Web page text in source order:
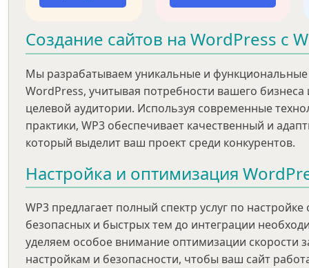
Создание сайтов на WordPress с
Мы разрабатываем уникальные и
WordPress, учитывая потребности вашего бизнеса
целевой аудитории. Используя современные
практики, WP3 обеспечивает качественный и
который выделит ваш проект среди конкурентов.
Настройка и оптимизация
WP3 предлагает полный спектр услуг по настройке
безопасных и быстрых тем до интеграции
уделяем особое внимание оптимизации скорости
настройкам и безопасности, чтобы ваш сайт